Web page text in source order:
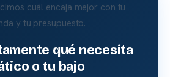
cuál encaja mejor con tu
y tu presupuesto.
qué necesita
o tu bajo